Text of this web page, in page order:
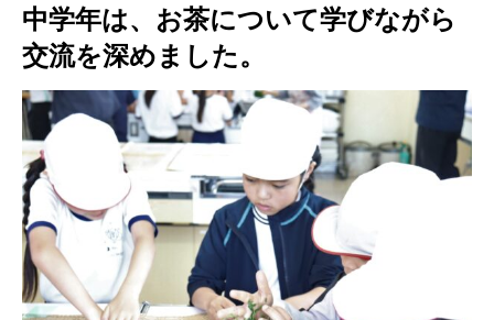
中学年は、お茶について学びながら
交流を深めました。